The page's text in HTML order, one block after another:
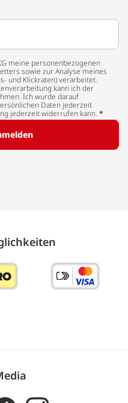
meine personenbezogenen
sowie zur Analyse meines
und Klickraten) verarbeitet.
kann ich der
Ich wurde darauf
Daten jederzeit
jederzeit widerrufen kann. *